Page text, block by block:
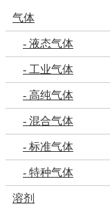
气体
- 液态气体
- 工业气体
- 高纯气体
- 混合气体
- 标准气体
- 特种气体
溶剂